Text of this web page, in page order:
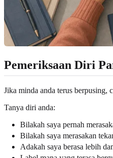
Pemeriksaan Diri
Jika minda anda terus berpusing,
Tanya diri anda:
Bilakah saya pernah
Bilakah saya merasakan
Adakah saya berasa lebih